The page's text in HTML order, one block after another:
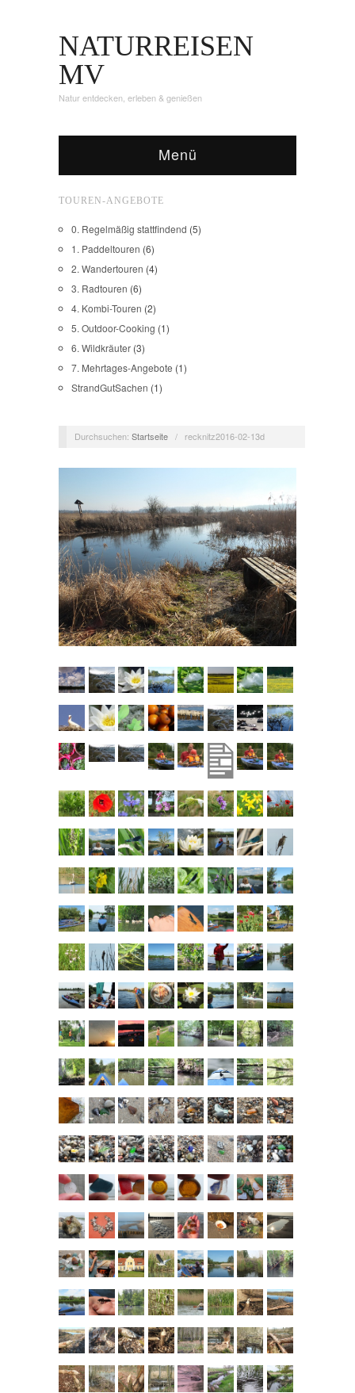
NATURREISEN
MV
Natur entdecken, erleben & genießen
Menü
TOUREN-ANGEBOTE
0. Regelmäßig stattfindend (5)
1. Paddeltouren (6)
2. Wandertouren (4)
3. Radtouren (6)
4. Kombi-Touren (2)
5. Outdoor-Cooking (1)
6. Wildkräuter (3)
7. Mehrtages-Angebote (1)
StrandGutSachen (1)
Durchsuchen: Startseite / recknitz2016-02-13d